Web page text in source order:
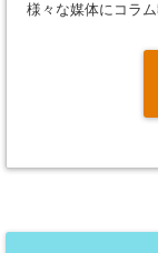
様々な媒体にコラ